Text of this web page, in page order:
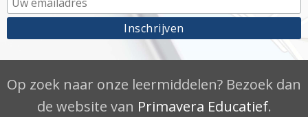
Op zoek naar onze leermiddelen? Bezoek dan
de website van Primavera Educatief.